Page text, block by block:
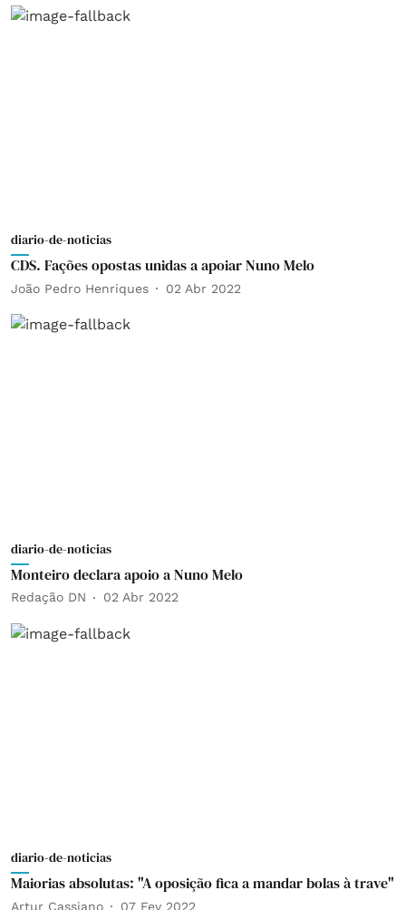
diario-de-noticias
CDS. Fações opostas unidas a apoiar Nuno Melo
João Pedro Henriques 02 Abr 2022
diario-de-noticias
Monteiro declara apoio a Nuno Melo
Redação DN 02 Abr 2022
diario-de-noticias
Maiorias absolutas: "A oposição fica a mandar bolas à trave"
Artur Cassiano 07 Fev 2022